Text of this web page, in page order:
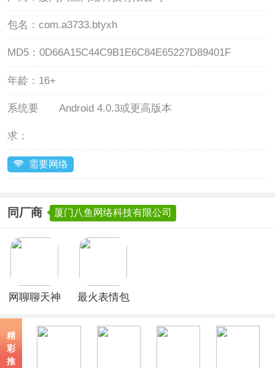
包名： com.a3733.btyxh
MD5： 0D66A15C44C9B1E6C84E65227D89401F
年龄： 16+
系统要
求：
Android 4.0.3或更高版本
需要网络
同厂商 厦门八鱼网络科技有限公司
网聊聊天神
最火表情包
精
彩
推